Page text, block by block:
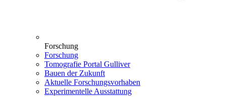
Forschung
Forschung
Tomografie Portal Gulliver
Bauen der Zukunft
Aktuelle Forschungsvorhaben
Experimentelle Ausstattung